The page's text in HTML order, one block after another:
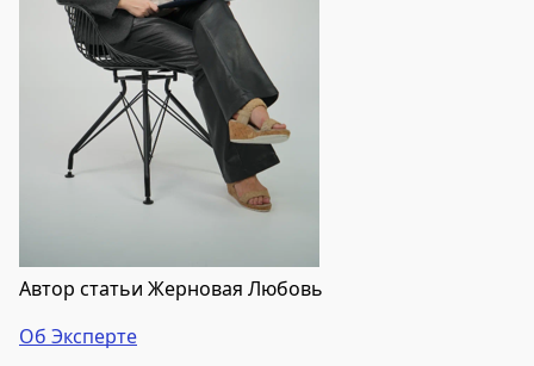
Автор статьи Жерновая Любовь
Об Эксперте